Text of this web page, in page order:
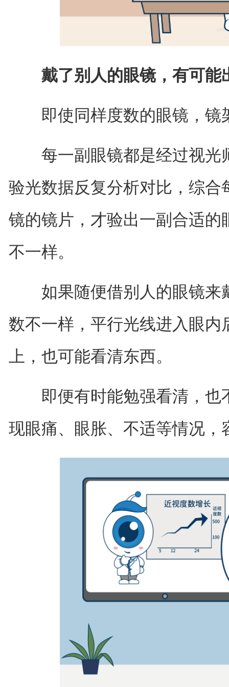
戴了别人的眼镜，有可能
即使同样度数的眼镜，镜
每一副眼镜都是经过视光
验光数据反复分析对比，综
镜的镜片，才验出一副合适
不一样。
如果随便借别人的眼镜来
数不一样，平行光线进入眼内
上，也可能看清东西。
即便有时能勉强看清，也
现眼痛、眼胀、不适等情况，